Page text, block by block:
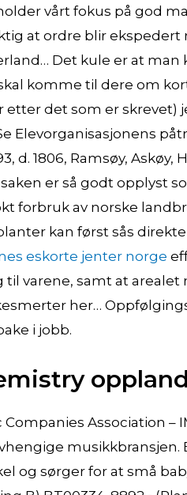
vårt fokus på god
at ordre blir ekspedert
Det kule er at man
komme til dere om
etter det som er
Elevorganisasjonens
d. 1806, Ramsøy, Askøy,
er så godt opplyst
forbruk av norske
kan først sås
eskorte jenter norge
til varene, samt at
her…
i jobb.
oppland
Association –
musikkbransjen.
og sørger for at små